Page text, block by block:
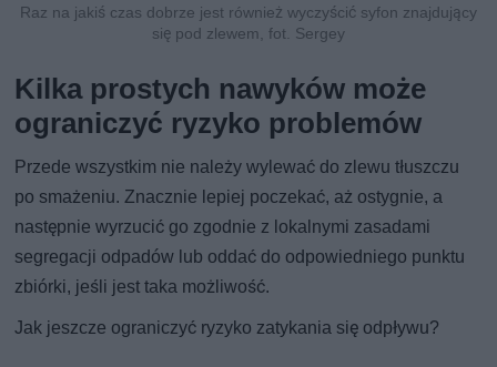
Raz na jakiś czas dobrze jest również wyczyścić syfon znajdujący
się pod zlewem, fot. Sergey
Kilka prostych nawyków może
ograniczyć ryzyko problemów
Przede wszystkim nie należy wylewać do zlewu tłuszczu
po smażeniu. Znacznie lepiej poczekać, aż ostygnie, a
następnie wyrzucić go zgodnie z lokalnymi zasadami
segregacji odpadów lub oddać do odpowiedniego punktu
zbiórki, jeśli jest taka możliwość.
Jak jeszcze ograniczyć ryzyko zatykania się odpływu?